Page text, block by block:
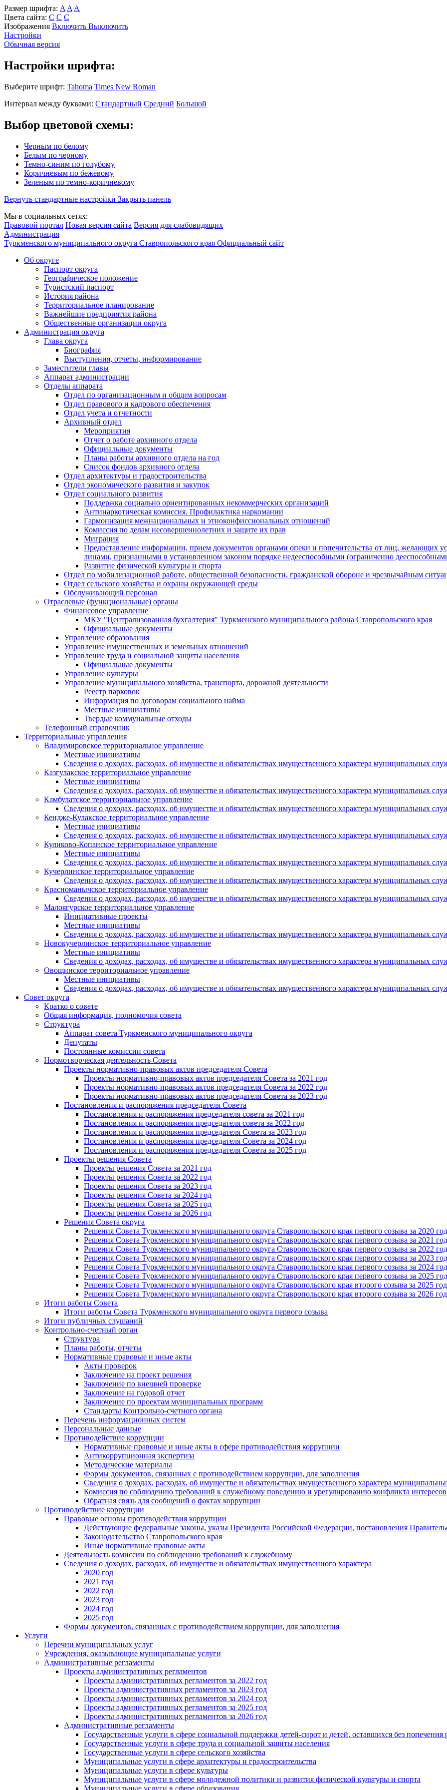
Размер шрифта: A A A
Цвета сайта: С С С
Изображения Включить Выключить
Настройки
Обычная версия
Настройки шрифта:
Выберите шрифт: Tahoma Times New Roman
Интервал между буквами: Стандартный Средний Большой
Выбор цветовой схемы:
Черным по белому
Белым по черному
Темно-синим по голубому
Коричневым по бежевому
Зеленым по темно-коричневому
Вернуть стандартные настройки Закрыть панель
Мы в социальных сетях:
Правовой портал Новая версия сайта Версия для слабовидящих
Администрация
Туркменского муниципального округа Ставропольского края Официальный сайт
Об округе
Паспорт округа
Географическое положение
Туристский паспорт
История района
Территориальное планирование
Важнейшие предприятия района
Общественные организации округа
Администрация округа
Глава округа
Биография
Выступления, отчеты, информирование
Заместители главы
Аппарат администрации
Отделы аппарата
Отдел по организационным и общим вопросам
Отдел правового и кадрового обеспечения
Отдел учета и отчетности
Архивный отдел
Мероприятия
Отчет о работе архивного отдела
Официальные документы
Планы работы архивного отдела на год
Список фондов архивного отдела
Отдел архитектуры и градостроительства
Отдел экономического развития и закупок
Отдел социального развития
Поддержка социально ориентированных некоммерческих организаций
Антинаркотическая комиссия. Профилактика наркомании
Гармонизация межнациональных и этноконфиссиональных отношений
Комиссия по делам несовершеннолетних и защите их прав
Миграция
Предоставление информации, прием документов органами опеки и попечительства от лиц, желающих
лицами, признанными в установленном законом порядке недееспособными (ограниченно
Развитие физической культуры и спорта
Отдел по мобилизационной работе, общественной безопасности, гражданской оборонe и чрезвычайным
Отдел сельского хозяйства и охраны окружающей среды
Обслуживающий персонал
Отраслевые (функциональные) органы
Финансовое управление
МКУ "Централизованная бухгалтерия" Туркменского муниципального района Ставропольского края
Официальные документы
Управление образования
Управление имущественных и земельных отношений
Управление труда и социальной защиты населения
Официальные документы
Управление культуры
Управление муниципального хозяйства, транспорта, дорожной деятельности
Реестр парковок
Информация по договорам социального найма
Местные инициативы
Твердые коммунальные отходы
Телефонный справочник
Территориальные управления
Владимировское территориальное управление
Местные инициативы
Сведения о доходах, расходах, об имуществе и обязательствах имущественного характера муниципальных
Казгулакское территориальное управление
Местные инициативы
Сведения о доходах, расходах, об имуществе и обязательствах имущественного характера муниципальных
Камбулатское территориальное управление
Сведения о доходах, расходах, об имуществе и обязательствах имущественного характера муниципальных
Кендже-Кулакское территориальное управление
Местные инициативы
Сведения о доходах, расходах, об имуществе и обязательствах имущественного характера муниципальных
Куликово-Копанское территориальное управление
Местные инициативы
Сведения о доходах, расходах, об имуществе и обязательствах имущественного характера муниципальных
Кучерлинское территориальное управление
Сведения о доходах, расходах, об имуществе и обязательствах имущественного характера муниципальных
Красноманычское территориальное управление
Сведения о доходах, расходах, об имуществе и обязательствах имущественного характера муниципальных
Малоягурское территориальное управление
Инициативные проекты
Местные инициативы
Сведения о доходах, расходах, об имуществе и обязательствах имущественного характера муниципальных
Новокучерлинское территориальное управление
Местные инициативы
Сведения о доходах, расходах, об имуществе и обязательствах имущественного характера муниципальных
Овощинское территориальное управление
Местные инициативы
Сведения о доходах, расходах, об имуществе и обязательствах имущественного характера муниципальных
Совет округа
Кратко о совете
Общая информация, полномочия совета
Структура
Аппарат совета Туркменского муниципального округа
Депутаты
Постоянные комиссии совета
Нормотворческая деятельность Совета
Проекты нормативно-правовых актов председателя Cовета
Проекты нормативно-правовых актов председателя Cовета за 2021 год
Проекты нормативно-правовых актов председателя Cовета за 2022 год
Проекты нормативно-правовых актов председателя Cовета за 2023 год
Постановления и распоряжения председателя Cовета
Постановления и распоряжения председателя совета за 2021 год
Постановления и распоряжения председателя совета за 2022 год
Постановления и распоряжения председателя Cовета за 2023 год
Постановления и распоряжения председателя Cовета за 2024 год
Постановления и распоряжения председателя Cовета за 2025 год
Проекты решения Cовета
Проекты решения Совета за 2021 год
Проекты решения Совета за 2022 год
Проекты решения Cовета за 2023 год
Проекты решения Совета за 2024 год
Проекты решения Совета за 2025 год
Проекты решения Совета за 2026 год
Решения Совета округа
Решения Совета Туркменского муниципального округа Ставропольского края первого созыва за 2020 год
Решения Совета Туркменского муниципального округа Ставропольского края первого созыва за 2021 год
Решения Совета Туркменского муниципального округа Ставропольского края первого созыва за 2022 год
Решения Совета Туркменского муниципального округа Ставропольского края первого созыва за 2023 год
Решения Совета Туркменского муниципального округа Ставропольского края первого созыва за 2024 год
Решения Совета Туркменского муниципального округа Ставропольского края первого созыва за 2025 год
Решения Совета Туркменского муниципального округа Ставропольского края второго созыва за 2025 год
Решения Совета Туркменского муниципального округа Ставропольского края второго созыва за 2026 год
Итоги работы Совета
Итоги работы Совета Туркменского муниципального округа первого созыва
Итоги публичных слушаний
Контрольно-счетный орган
Структура
Планы работы, отчеты
Нормативные правовые и иные акты
Акты проверок
Заключение на проект решения
Заключение по внешней проверке
Заключение на годовой отчет
Заключение по проектам муниципальных программ
Стандарты Контрольно-счетного органа
Перечень информационных систем
Персональные данные
Противодействие коррупции
Нормативные правовые и иные акты в сфере противодействия коррупции
Антикоррупционная экспертиза
Методические материалы
Формы документов, связанных с противодействием коррупции, для заполнения
Сведения о доходах, расходах, об имуществе и обязательствах имущественного характера
Комиссия по соблюдению требований к служебному поведению и урегулированию конфликта интересов
Обратная связь для сообщений о фактах коррупции
Противодействие коррупции
Правовые основы противодействия коррупции
Действующие федеральные законы, указы Президента Российской Федерации, постановления
Законодательство Ставропольского края
Иные нормативные правовые акты
Деятельность комиссии по соблюдению требований к служебному
Сведения о доходах, расходах, об имуществе и обязательствах имущественного характера
2020 год
2021 год
2022 год
2023 год
2024 год
2025 год
Формы документов, связанных с противодействием коррупции, для заполнения
Услуги
Перечни муниципальных услуг
Учреждения, оказывающие муниципальные услуги
Административные регламенты
Проекты административных регламентов
Проекты административных регламентов за 2022 год
Проекты административных регламентов за 2023 год
Проекты административных регламентов за 2024 год
Проекты административных регламентов за 2025 год
Проекты административных регламентов за 2026 год
Административные регламенты
Государственные услуги в сфере социальной поддержки детей-сирот и детей, оставшихся без попечения
Государственные услуги в сфере труда и социальной защиты населения
Государственные услуги в сфере сельского хозяйства
Муниципальные услуги в сфере архитектуры и градостроительства
Муниципальные услуги в сфере культуры
Муниципальные услуги в сфере молодежной политики и развития физической культуры и спорта
Муниципальные услуги в сфере образования